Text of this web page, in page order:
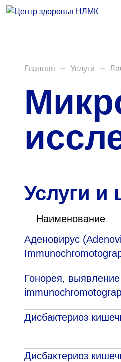
Анализы
Акции
Центр
Адрес
398005, г. Липецк,
Суббота 08:00–16:00
+7 (4742) 55-55-43
Главная Услуги
Услуги и
Наименование
Аденовирус
Гонорея,
Дисбактериоз
Дисбактериоз